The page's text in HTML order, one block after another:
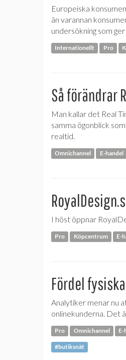
Europeiska
än varannan
undersökning som
Internationellt Pro
Så förändrar
Man kallar det Real
samma ögonblick
realtid.
Omnichannel E-handel
I höst öppnar
Pro Köpcentrum E-
Fördel
Analytiker menar nu
onlinekunderna. Det
Pro Omnichannel E-
#butiksnät